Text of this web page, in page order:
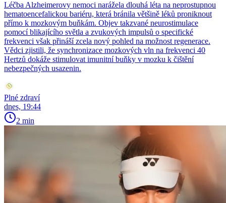
Léčba Alzheimerovy nemoci narážela dlouhá léta na neprostupnou
hematoencefalickou bariéru, která bránila většině léků proniknout
přímo k mozkovým buňkám. Objev takzvané neurostimulace
pomocí blikajícího světla a zvukových impulsů o specifické
frekvenci však přináší zcela nový pohled na možnost regenerace.
Vědci zjistili, že synchronizace mozkových vln na frekvenci 40
Hertzů dokáže stimulovat imunitní buňky v mozku k čištění
nebezpečných usazenin.
Plné zdraví
dnes, 19:44
2 min